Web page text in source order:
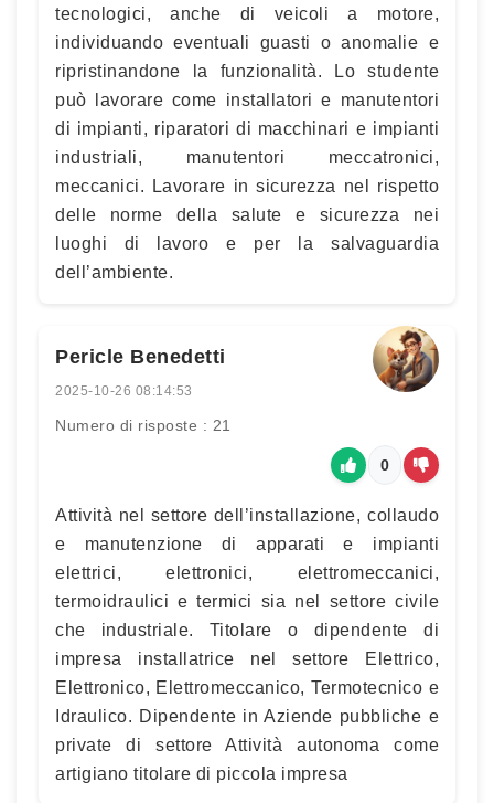
tecnologici, anche di veicoli a motore,
individuando eventuali guasti o anomalie e
ripristinandone la funzionalità. Lo studente
può lavorare come installatori e manutentori
di impianti, riparatori di macchinari e impianti
industriali, manutentori meccatronici,
meccanici. Lavorare in sicurezza nel rispetto
delle norme della salute e sicurezza nei
luoghi di lavoro e per la salvaguardia
dell’ambiente.
Pericle Benedetti
2025-10-26 08:14:53
Numero di risposte : 21
0
Attività nel settore dell’installazione, collaudo
e manutenzione di apparati e impianti
elettrici, elettronici, elettromeccanici,
termoidraulici e termici sia nel settore civile
che industriale. Titolare o dipendente di
impresa installatrice nel settore Elettrico,
Elettronico, Elettromeccanico, Termotecnico e
Idraulico. Dipendente in Aziende pubbliche e
private di settore Attività autonoma come
artigiano titolare di piccola impresa